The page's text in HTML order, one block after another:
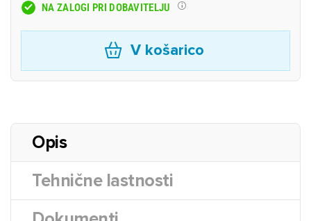
NA ZALOGI PRI DOBAVITELJU
V košarico
Opis
Tehnične lastnosti